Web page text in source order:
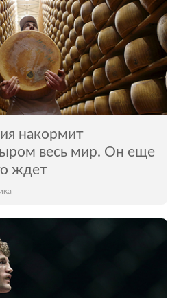
накормит
весь мир. Он еще
ждет